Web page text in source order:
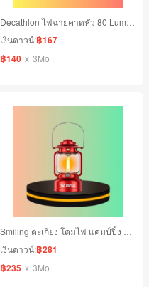
เงินดาวน์:฿167
฿140 x 3Mo
เงินดาวน์:฿281
฿235 x 3Mo